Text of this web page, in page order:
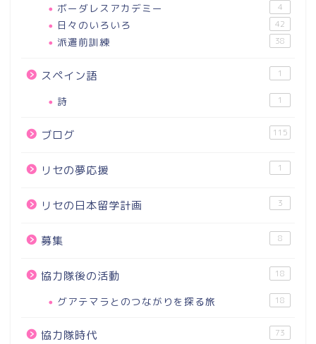
ボーダレスアカデミー 4
日々のいろいろ 42
派遣前訓練 38
スペイン語 1
詩 1
ブログ 115
リセの夢応援 1
リセの日本留学計画 3
募集 8
協力隊後の活動 18
グアテマラとのつながりを探る旅 18
協力隊時代 73